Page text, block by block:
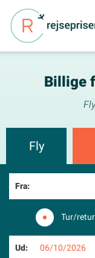
Billige
Fly
Fra:
Tur/retur
Ud: 06/10/2026